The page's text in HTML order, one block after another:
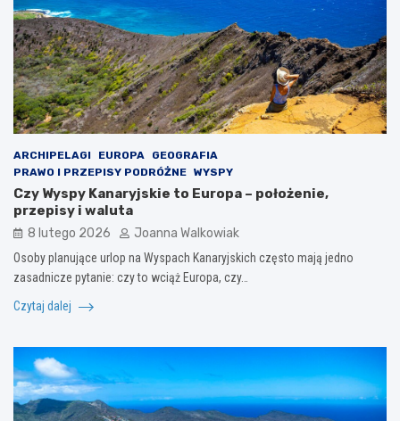
ARCHIPELAGI EUROPA
GEOGRAFIA
PRAWO I PRZEPISY PODRÓŻNE WYSPY
Czy Wyspy Kanaryjskie to Europa – położenie,
przepisy i waluta
8 lutego 2026 Joanna Walkowiak
Osoby planujące urlop na Wyspach Kanaryjskich często mają jedno
zasadnicze pytanie: czy to wciąż Europa, czy…
Czytaj dalej